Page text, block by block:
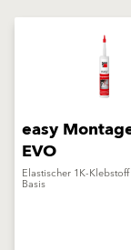
easy
EVO
Elastischer 1K-
Basis